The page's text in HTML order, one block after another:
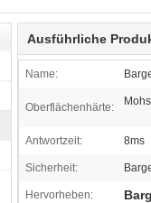
Ausführliche
Name:
Oberflächenhärte:
Antwortzeit: 8ms
Sicherheit:
Hervorheben: